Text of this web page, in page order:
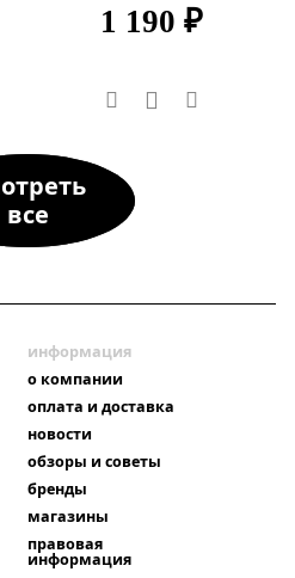
1 190 ₽
все
информация
о компании
оплата и доставка
новости
обзоры и советы
бренды
магазины
правовая
информация